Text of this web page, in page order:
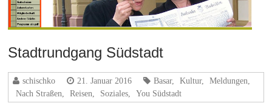
Stadtrundgang Südstadt
schischko 21. Januar 2016 Basar, Kultur, Meldungen
Nach Straßen
Reisen Soziales You Südstadt